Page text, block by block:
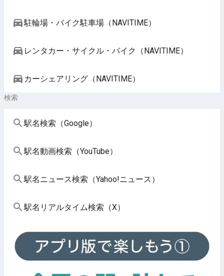
駐輪場・バイク駐車場（NAVITIME）
レンタカー・サイクル・バイク（NAVITIME）
カーシェアリング（NAVITIME）
検索
駅名検索（Google）
駅名動画検索（YouTube）
駅名ニュース検索（Yahoo!ニュース）
駅名リアルタイム検索（X）